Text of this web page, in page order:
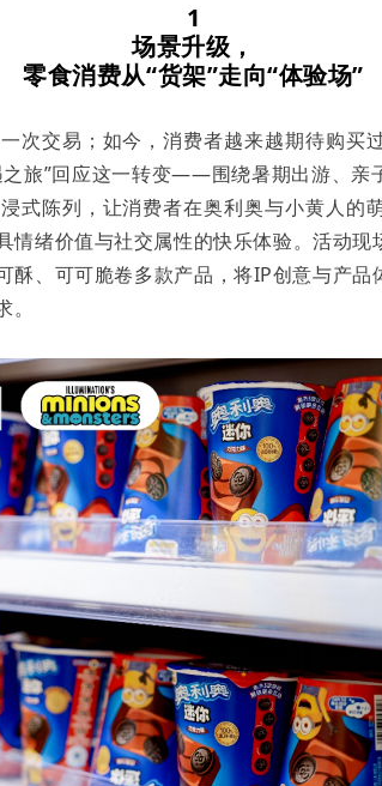
1
场景升级，
零食消费从“货架”走向“体验场”
次交易；如今，消费者越来越期待购买
旅”回应这一转变——围绕暑期出游、亲
式陈列，让消费者在奥利奥与小黄人的
情绪价值与社交属性的快乐体验。活动
酥、可可脆卷多款产品，将IP创意与产